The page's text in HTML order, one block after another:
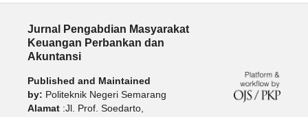
Jurnal Pengabdian Masyarakat
Keuangan Perbankan dan
Akuntansi
Published and Maintained
by: Politeknik Negeri Semarang
Alamat:Jl. Prof. Soedarto,